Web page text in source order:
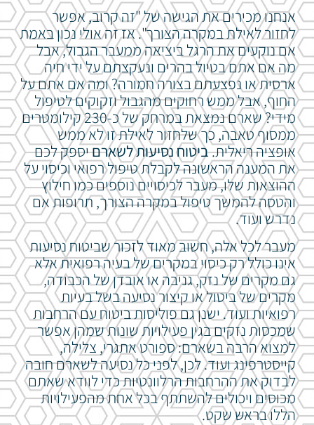
אנחנו מכירים את הגישה של "זה קרוב, אפשר
לחזור לאילת במקרה הצורך". אז זה אולי נכון באמת
אם נוקעים את הרגל ביציאה ממעבר הגבול, אבל
מה אם אתם בטיול בהרים ונעקצתם על ידי חיה
ארסית או נפצעתם בצורה חמורה? ומה אם אתם על
החוף, אבל ממש רחוקים מהגבול וזקוקים לטיפול
מידי? שארם נמצאת במרחק של כ-230 קילומטרים
ממסוף טאבה, כך שלחזור לאילת זו לא ממש
אופציה ריאלית.ביטוח נסיעות לשארםיספק לכם
את המענה הראשונה לקבלת טיפול רפואי וכיסוי על
ההוצאות שלו, מעבר לכיסויים נוספים כמו חילוץ
והטסה להמשך טיפול במקרה הצורך, תרופות אם
נדרש ועוד.
מעבר לכל אלה, חשוב מאוד לזכור שביטוח נסיעות
אינו כולל רק כיסוי במקרים של בעיה רפואית אלא
גם מקרים של נזק, גניבה או אובדן של הכבודה,
מקרים של ביטול או קיצור נסיעה בשל בעיות
רפואיות ועוד. ישנן גם פוליסות ביטוח עם הרחבות
שמכסות נזקים בגין פעילויות שונות שמהן אפשר
למצוא הרבה בשארם: ספורט אתגרי, צלילה,
קייסטרפינג ועוד. לכן, לפני כל נסיעה לשארם חובה
לבדוק את ההרחבות הרלוונטיות כדי לוודא שאתם
מכוסים ויכולים להשתתף בכל אחת מהפעילויות
הללו בראש שקט.